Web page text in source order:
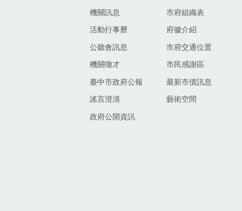
機關訊息
活動行事曆
公聽會訊息
機關徵才
臺中市政府公報
謠言澄清
政府公開資訊
市府組織表
府徽介紹
市府交通位置
市民感謝區
最新市債訊息
藝術空間